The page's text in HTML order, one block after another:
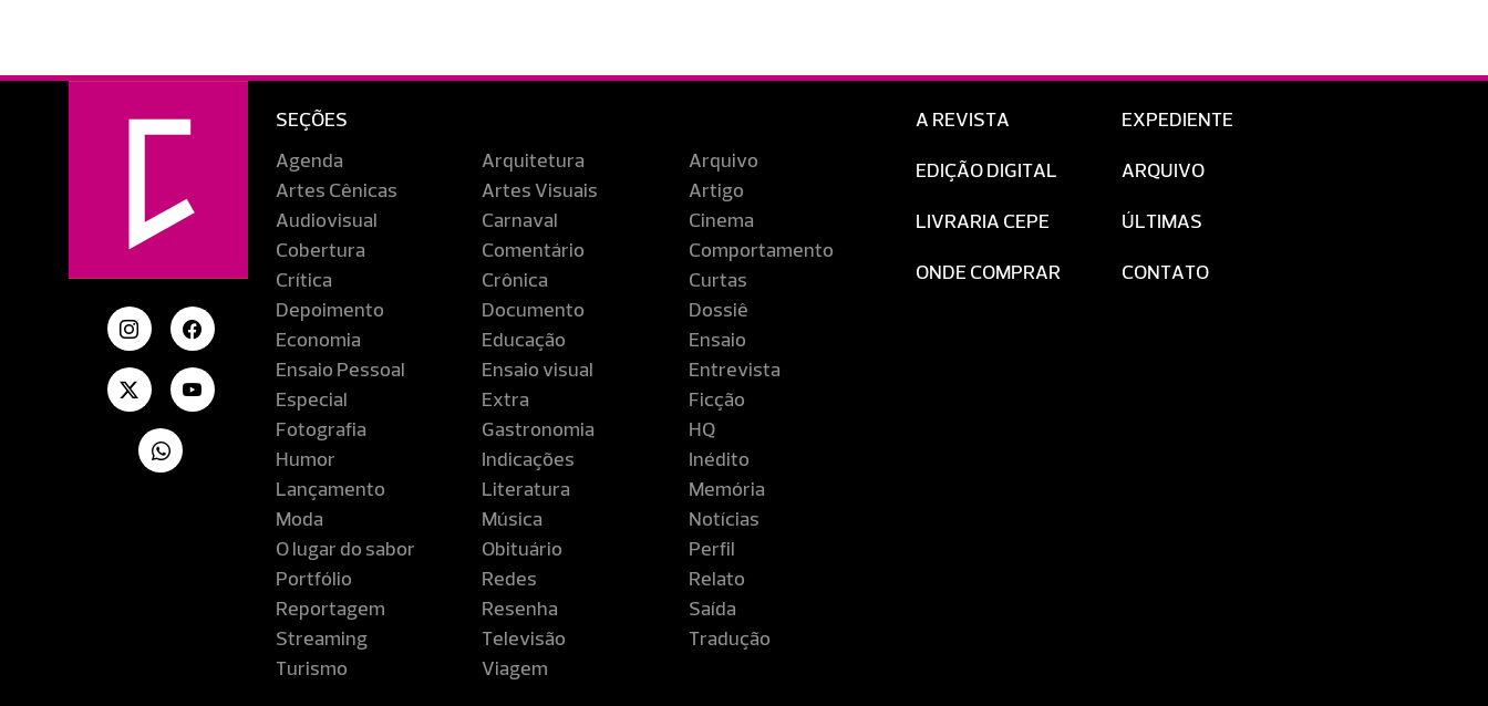
SEÇÕES
Agenda Arquitetura
Arquivo
Artes Cênicas
Artes Visuais
Artigo
Audiovisual
Carnaval
Cinema
Cobertura
Comentário
Comportamento
Crítica
Crônica
Curtas
Depoimento
Documento
Dossiê
Economia
Educação
Ensaio
Ensaio Pessoal
Ensaio visual
Entrevista
Especial
Extra
Ficção
Fotografia
Gastronomia
HQ
Humor
Indicações
Inédito
Lançamento
Literatura
Memória
Moda
Música
Notícias
O lugar do sabor
Obituário
Perfil
Portfólio
Redes
Relato
Reportagem
Resenha
Saída
Streaming
Televisão
Tradução
Turismo
Viagem
A REVISTA
EDIÇÃO DIGITAL
LIVRARIA CEPE
ONDE COMPRAR
EXPEDIENTE
ARQUIVO
ÚLTIMAS
CONTATO